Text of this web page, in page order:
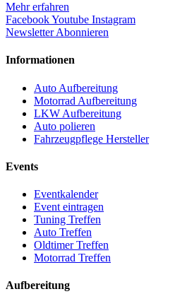
Mehr erfahren
FacebookYoutube Instagram
Newsletter Abonnieren
Informationen
Auto Aufbereitung
Motorrad Aufbereitung
LKW Aufbereitung
Auto polieren
Fahrzeugpflege Hersteller
Events
Eventkalender
Event eintragen
Tuning Treffen
Auto Treffen
Oldtimer Treffen
Motorrad Treffen
Aufbereitung